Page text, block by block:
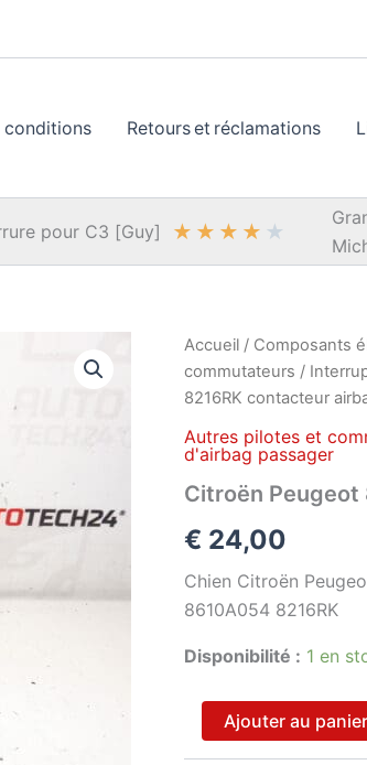
conditions Retours et réclamations
pour C3 [Guy] ★ ★ ★ ★ ★
Accueil / Composants
commutateurs /
8216RK contacteur
Autres pilotes et
d'airbag passager
Citroën Peugeot
€ 24,00
Chien Citroën
8610A054 8216RK
Disponibilité : 1 en
quantité
Citroën
Ajouter au panier